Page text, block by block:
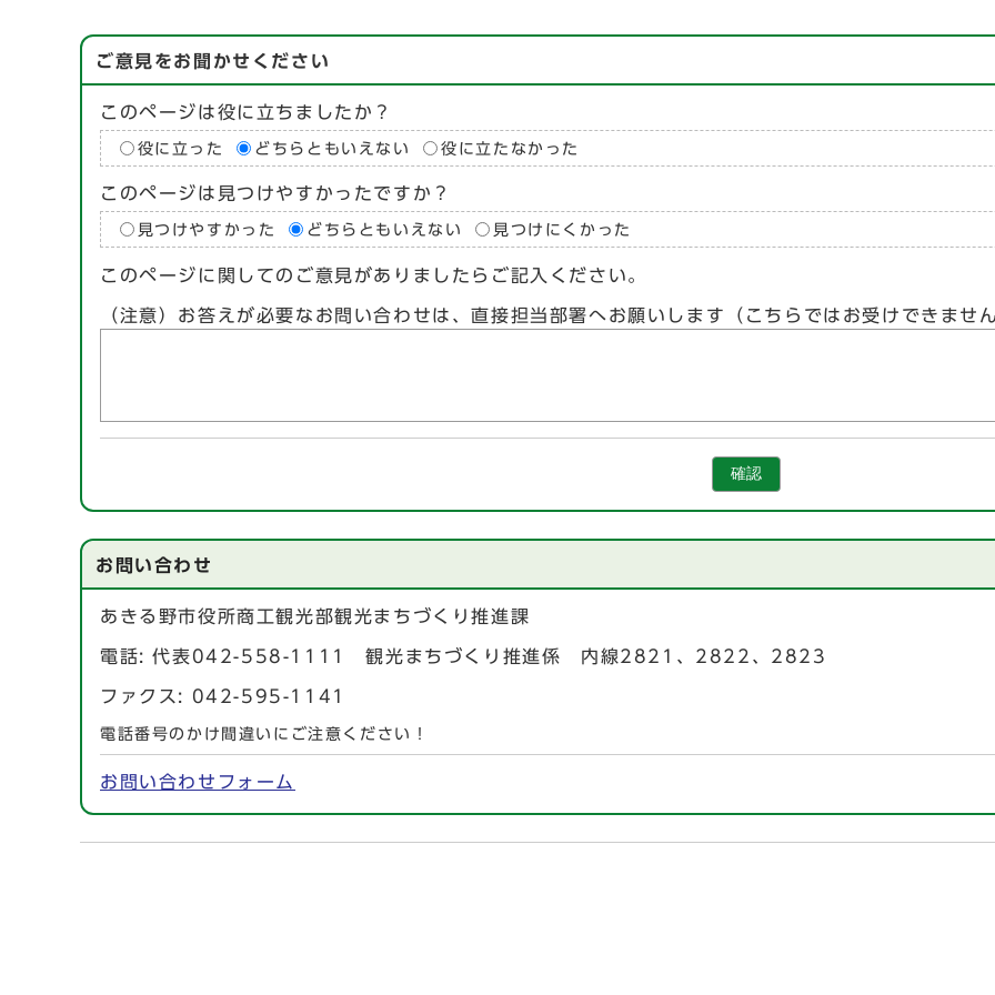
ご意見をお聞かせください
このページは役に立ちましたか？
役に立った どちらともいえない 役に立たなかった
このページは見つけやすかったですか？
見つけやすかった どちらともいえない 見つけにくかった
このページに関してのご意見がありましたらご記入ください。
（注意）お答えが必要なお問い合わせは、直接担当部署へお願いします（こちらではお受けできませ
確認
お問い合わせ
あきる野市役所商工観光部観光まちづくり推進課
電話: 代表042-558-1111 観光まちづくり推進係 内線2821、2822、2823
ファクス: 042-595-1141
電話番号のかけ間違いにご注意ください！
お問い合わせフォーム